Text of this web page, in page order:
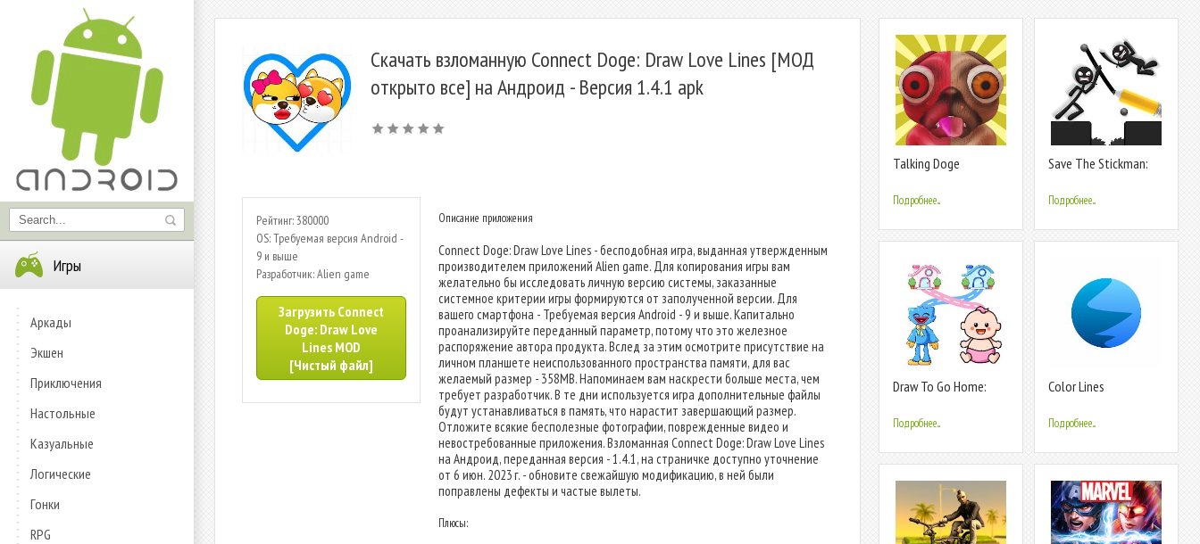
Игры
Аркады
Экшен
Приключения
Настольные
Казуальные
Логические
Гонки
RPG
Скачать взломанную Connect Doge: Draw Love Lines [МОД
открыто все] на Андроид - Версия 1.4.1 apk
Рейтинг: 380000
OS: Требуемая версия Android -
9 и выше
Разработчик: Alien game
Загрузить Connect
Doge: Draw Love
Lines MOD
[Чистый файл]
Описание приложения
Connect Doge: Draw Love Lines - бесподобная игра, выданная утвержденным
производителем приложений Alien game. Для копирования игры вам
желательно бы исследовать личную версию системы, заказанные
системное критерии игры формируются от заполученной версии. Для
вашего смартфона - Требуемая версия Android - 9 и выше. Капитально
проанализируйте переданный параметр, потому что это железное
распоряжение автора продукта. Вслед за этим осмотрите присутствие на
личном планшете неиспользованного пространства памяти, для вас
желаемый размер - 358MB. Напоминаем вам наскрести больше места, чем
требует разработчик. В те дни используется игра дополнительные файлы
будут устанавливаться в память, что нарастит завершающий размер.
Отложите всякие бесполезные фотографии, поврежденные видео и
невостребованные приложения. Взломанная Connect Doge: Draw Love Lines
на Андроид, переданная версия - 1.4.1, на страничке доступно уточнение
от 6 июн. 2023 г. - обновите свежайшую модификацию, в ней были
поправлены дефекты и частые вылеты.
Плюсы:
Talking Doge
Подробнее...
Save The Stickman:
Подробнее...
Draw To Go Home:
Подробнее...
Color Lines
Подробнее...